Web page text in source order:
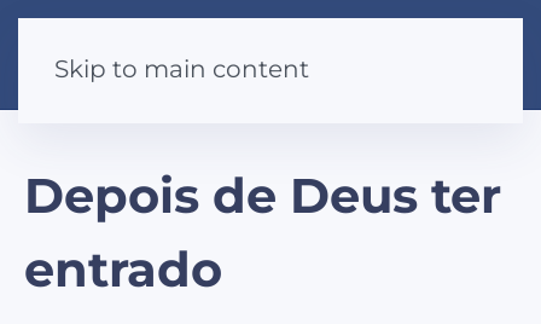
Skip to main content
Depois de Deus ter
entrado